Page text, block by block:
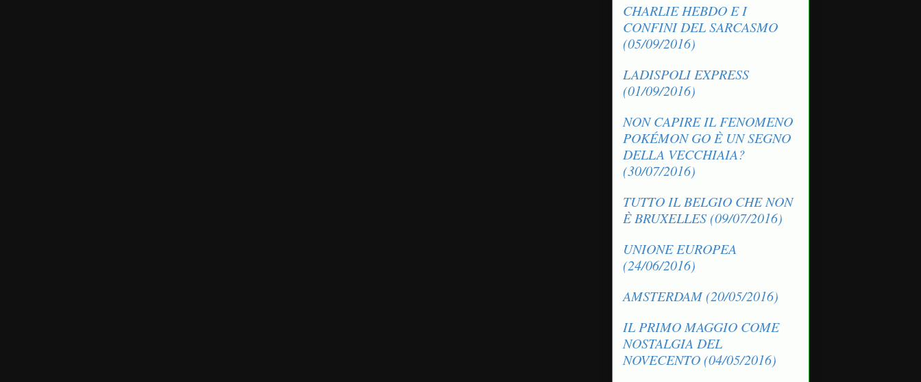
CHARLIE HEBDO E I
CONFINI DEL SARCASMO
(05/09/2016)
LADISPOLI EXPRESS
(01/09/2016)
NON CAPIRE IL FENOMENO
POKÉMON GO È UN SEGNO
DELLA VECCHIAIA?
(30/07/2016)
TUTTO IL BELGIO CHE NON
È BRUXELLES (09/07/2016)
UNIONE EUROPEA
(24/06/2016)
AMSTERDAM (20/05/2016)
IL PRIMO MAGGIO COME
NOSTALGIA DEL
NOVECENTO (04/05/2016)